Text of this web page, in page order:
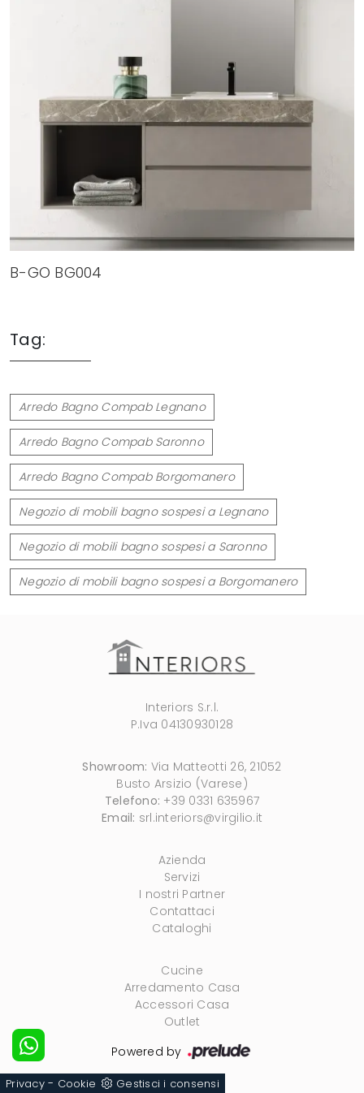
B-GO BG004
Tag:
Arredo Bagno Compab Legnano
Arredo Bagno Compab Saronno
Arredo Bagno Compab Borgomanero
Negozio di mobili bagno sospesi a Legnano
Negozio di mobili bagno sospesi a Saronno
Negozio di mobili bagno sospesi a Borgomanero
Interiors S.r.l.
P.Iva 04130930128
Showroom: Via Matteotti 26, 21052
Busto Arsizio (Varese)
Telefono: +39 0331 635967
Email: srl.interiors@virgilio.it
Azienda
Servizi
I nostri Partner
Contattaci
Cataloghi
Cucine
Arredamento Casa
Accessori Casa
Outlet
Powered by
Privacy- Cookie Gestisci i consensi